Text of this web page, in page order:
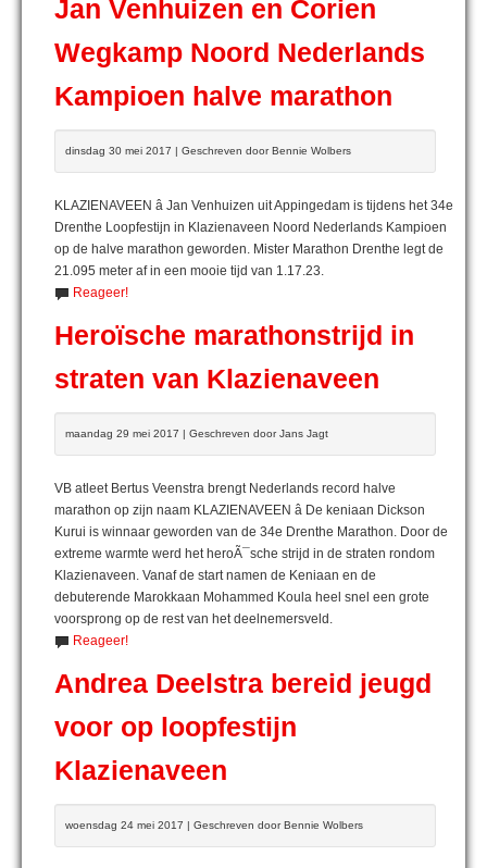
Jan Venhuizen en Corien
Wegkamp Noord Nederlands
Kampioen halve marathon
dinsdag 30 mei 2017 | Geschreven door Bennie Wolbers
KLAZIENAVEEN â Jan Venhuizen uit Appingedam is tijdens het 34e
Drenthe Loopfestijn in Klazienaveen Noord Nederlands Kampioen
op de halve marathon geworden. Mister Marathon Drenthe legt de
21.095 meter af in een mooie tijd van 1.17.23.
Reageer!
Heroïsche marathonstrijd in
straten van Klazienaveen
maandag 29 mei 2017 | Geschreven door Jans Jagt
VB atleet Bertus Veenstra brengt Nederlands record halve
marathon op zijn naam KLAZIENAVEEN â De keniaan Dickson
Kurui is winnaar geworden van de 34e Drenthe Marathon. Door de
extreme warmte werd het heroÃ¯sche strijd in de straten rondom
Klazienaveen. Vanaf de start namen de Keniaan en de
debuterende Marokkaan Mohammed Koula heel snel een grote
voorsprong op de rest van het deelnemersveld.
Reageer!
Andrea Deelstra bereid jeugd
voor op loopfestijn
Klazienaveen
woensdag 24 mei 2017 | Geschreven door Bennie Wolbers